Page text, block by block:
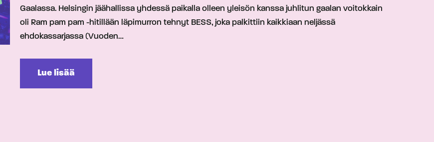
Gaalassa. Helsingin jäähallissa yhdessä paikalla olleen yleisön kanssa juhlitun gaalan voitokkain
oli Ram pam pam -hitillään läpimurron tehnyt BESS, joka palkittiin kaikkiaan neljässä
ehdokassarjassa (Vuoden…
Lue lisää